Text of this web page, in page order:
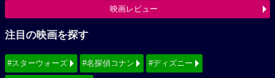
映画レビュー
注目の映画を探す
#スターウォーズ #名探偵コナン #ディズニー